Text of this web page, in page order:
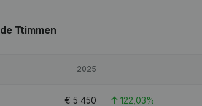
de Ttimmen
2025
€ 5 450 122,03%